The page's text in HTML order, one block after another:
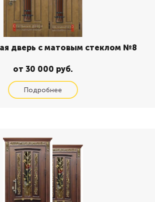
дверь с матовым стеклом №8
от 30 000 руб.